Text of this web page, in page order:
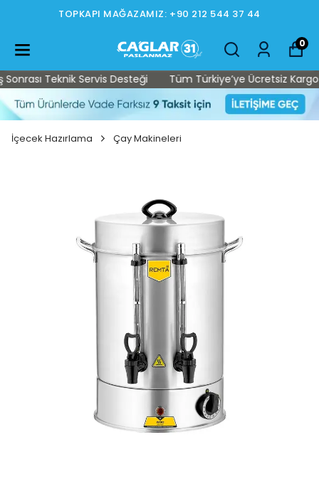
TOPKAPI MAĞAZAMIZ: +90 212 544 37 44
0
Teknik Servis Desteği Tüm Türkiye’ye Ücretsiz Kargo •
İçecek Hazırlama Çay Makineleri